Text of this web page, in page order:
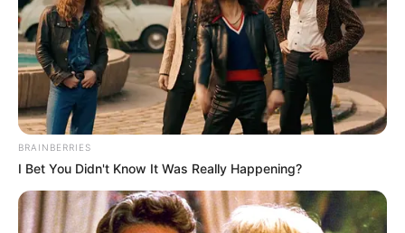
fond. La ligne du Prix Grandlieu sert de repère, et
plusieurs chevaux y ont brillé. Dans ce handicap
très ouvert, la hiérarchie s’annonce mouvante entre
favoris solides, chances régulières et outsiders prêts
à frapper fort. Sans plus attendre découvrez notre
pronostic Quinté+ du jour.
Les favoris du Prix Le Parisien :
les valeurs sûres pour la victoire
BRAINBERRIES
I Bet You Didn't Know It Was Really Happening?